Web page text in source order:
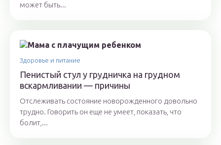
может быть...
Здоровье и питание
Пенистый стул у грудничка на грудном
вскармливании — причины
Отслеживать состояние новорожденного довольно
трудно. Говорить он еще не умеет, показать, что
болит,...